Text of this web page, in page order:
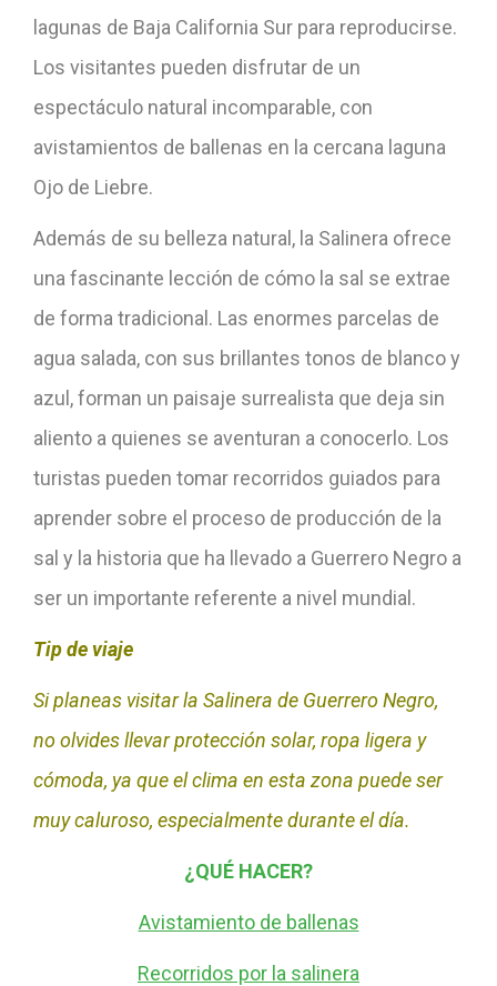
lagunas de Baja California Sur para reproducirse.
Los visitantes pueden disfrutar de un
espectáculo natural incomparable, con
avistamientos de ballenas en la cercana laguna
Ojo de Liebre.
Además de su belleza natural, la Salinera ofrece
una fascinante lección de cómo la sal se extrae
de forma tradicional. Las enormes parcelas de
agua salada, con sus brillantes tonos de blanco y
azul, forman un paisaje surrealista que deja sin
aliento a quienes se aventuran a conocerlo. Los
turistas pueden tomar recorridos guiados para
aprender sobre el proceso de producción de la
sal y la historia que ha llevado a Guerrero Negro a
ser un importante referente a nivel mundial.
Tip de viaje
Si planeas visitar la Salinera de Guerrero Negro,
no olvides llevar protección solar, ropa ligera y
cómoda, ya que el clima en esta zona puede ser
muy caluroso, especialmente durante el día.
¿QUÉ HACER?
Avistamiento de ballenas
Recorridos por la salinera